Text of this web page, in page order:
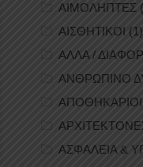
ΑΙΜΟΛΗΠΤΕΣ
ΑΙΣΘΗΤΙΚΟΙ (1)
ΑΛΛΑ /
ΑΝΘΡΩΠΙΝΟ
ΑΠΟΘΗΚΑΡΙΟΙ
ΑΣΦΑΛΕΙΑ &